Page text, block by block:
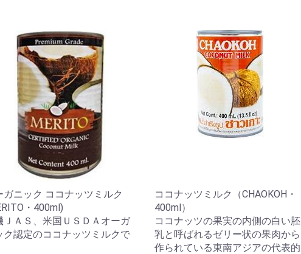
ガニック ココナッツミルク
・400ml)
ＪＡＳ、米国ＵＳＤＡオーガ
ク認定のココナッツミルクで
ココナッツミルク（CHAOKOH・
400ml）
ココナッツの果実の内側の白い胚
乳と呼ばれるゼリー状の果肉から
作られている東南アジアの代表的